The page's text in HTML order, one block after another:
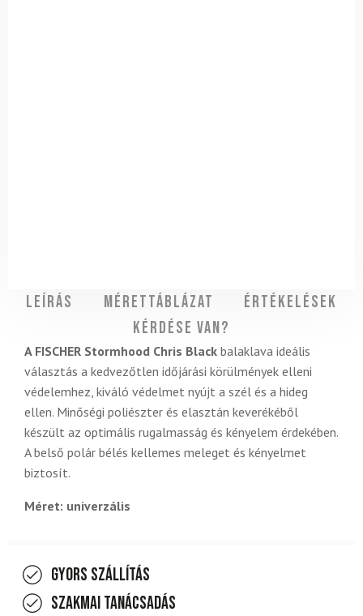
Leírás Mérettáblázat
Értékelések
Kérdése van?
A FISCHER Stormhood Chris Black balaklava ideális
választás a kedvezőtlen időjárási körülmények elleni
védelemhez, kiváló védelmet nyújt a szél és a hideg
ellen. Minőségi poliészter és elasztán keverékéből
készült az optimális rugalmasság és kényelem érdekében.
A belső polár bélés kellemes meleget és kényelmet
biztosít.
Méret: univerzális
Gyors szállítás
Szakmai tanácsadás